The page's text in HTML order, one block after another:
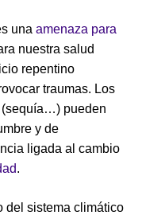
una amenaza para
nuestra salud
repentino
traumas. Los
(sequía…) pueden
y de
ligada al cambio
.
del sistema climático